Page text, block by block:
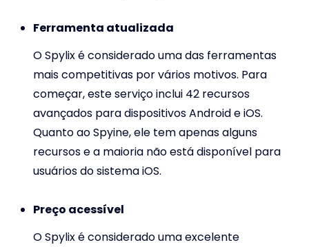
Ferramenta atualizada
O Spylix é considerado uma das ferramentas
mais competitivas por vários motivos. Para
começar, este serviço inclui 42 recursos
avançados para dispositivos Android e iOS.
Quanto ao Spyine, ele tem apenas alguns
recursos e a maioria não está disponível para
usuários do sistema iOS.
Preço acessível
O Spylix é considerado uma excelente